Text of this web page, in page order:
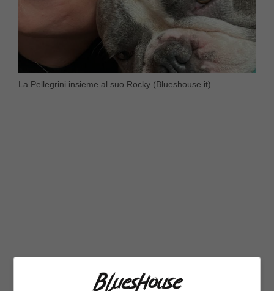
La Pellegrini insieme al suo Rocky (Blueshouse.it)
A proposito di famiglia, oltre alla nuova